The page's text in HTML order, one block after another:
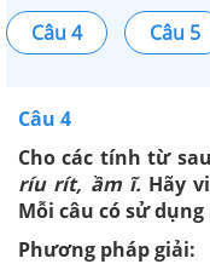
Câu 4 Câu 5
Câu 4
Cho các tính từ
ríu rít, ầm ĩ. Hãy
Mỗi câu có sử
Phương pháp giải: